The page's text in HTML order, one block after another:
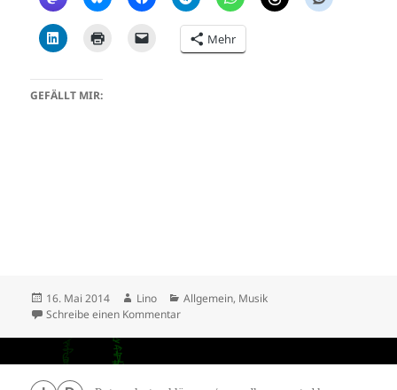
Mehr
GEFÄLLT MIR:
Veröffentlicht
am
16. Mai 2014 Autor
Lino Kategorien
Allgemein, Musik
Schreibe einen Kommentarzu MC Cullah – I’m a Lonely Soul